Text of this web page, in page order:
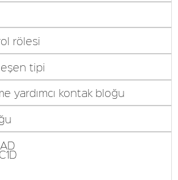
rölesi
tipi
yardımcı kontak bloğu